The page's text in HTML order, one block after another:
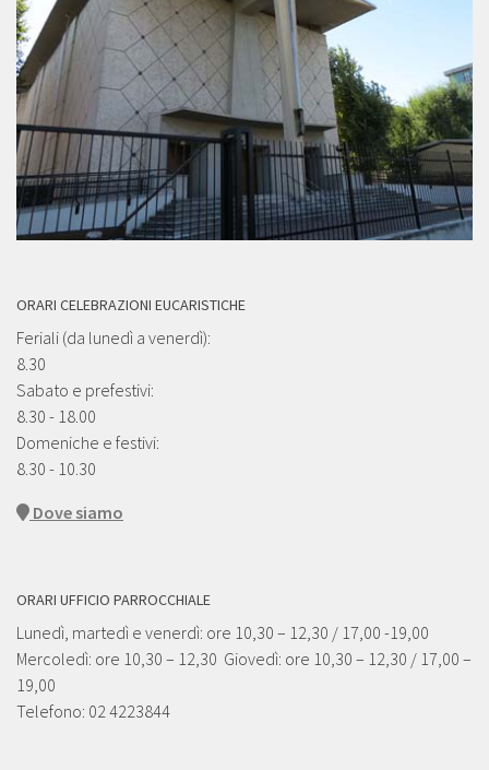
ORARI CELEBRAZIONI EUCARISTICHE
Feriali (da lunedì a venerdì):
8.30
Sabato e prefestivi:
8.30 - 18.00
Domeniche e festivi:
8.30 - 10.30
Dove siamo
ORARI UFFICIO PARROCCHIALE
Lunedì, martedì e venerdì: ore 10,30 – 12,30 / 17,00 -19,00
Mercoledì: ore 10,30 – 12,30 Giovedì: ore 10,30 – 12,30 / 17,00 –
19,00
Telefono: 02 4223844